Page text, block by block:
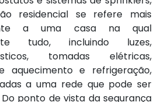
residencial se refere mais
a uma casa na qual
tudo, incluindo luzes,
tomadas elétricas,
aquecimento e refrigeração,
a uma rede que pode ser
ponto de vista da segurança